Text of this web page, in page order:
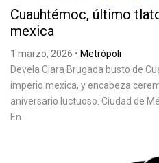
Cuauhtémoc, último
mexica
1 marzo, 2026 • Metrópoli
Devela Clara Brugada busto de
imperio mexica, y encabeza
aniversario luctuoso. Ciudad de
En...